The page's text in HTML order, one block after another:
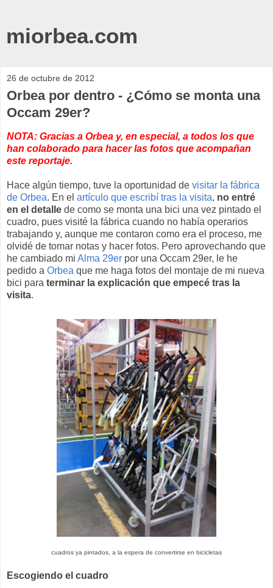
miorbea.com
26 de octubre de 2012
Orbea por dentro - ¿Cómo se monta una
Occam 29er?
NOTA: Gracias a Orbea y, en especial, a todos los que
han colaborado para hacer las fotos que acompañan
este reportaje.
Hace algún tiempo, tuve la oportunidad de visitar la fábrica
de Orbea. En el artículo que escribí tras la visita, no entré
en el detalle de como se monta una bici una vez pintado el
cuadro, pues visité la fábrica cuando no había operarios
trabajando y, aunque me contaron como era el proceso, me
olvidé de tomar notas y hacer fotos. Pero aprovechando que
he cambiado mi Alma 29er por una Occam 29er, le he
pedido a Orbea que me haga fotos del montaje de mi nueva
bici para terminar la explicación que empecé tras la
visita.
cuadros ya pintados, a la espera de convertirse en bicicletas
Escogiendo el cuadro